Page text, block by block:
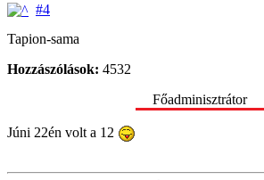
#4
Tapion-sama
Hozzászólások: 4532
Főadminisztrátor
Júni 22én volt a 12